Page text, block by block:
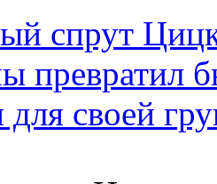
спрут
превратил
для своей